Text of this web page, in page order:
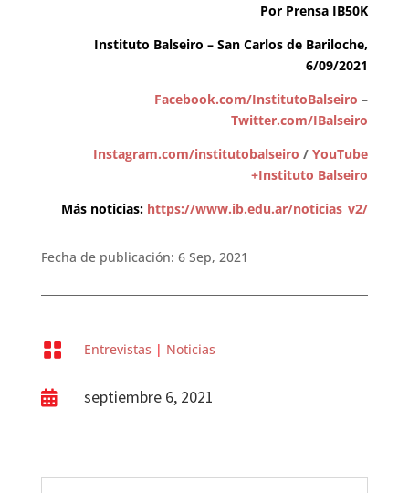
Por Prensa IB50K
Instituto Balseiro – San Carlos de Bariloche,
6/09/2021
Facebook.com/InstitutoBalseiro –
Twitter.com/IBalseiro
Instagram.com/institutobalseiro /YouTube
+Instituto Balseiro
Más noticias: https://www.ib.edu.ar/noticias_v2/
Fecha de publicación: 6 Sep, 2021
 Entrevistas | Noticias
 septiembre 6, 2021